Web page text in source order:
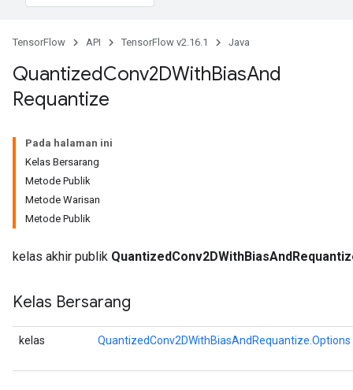
TensorFlow API TensorFlow v2.16.1 Java
QuantizedConv2DWithBiasAnd
Requantize
Pada halaman ini
Kelas Bersarang
Metode Publik
Metode Warisan
Metode Publik
kelas akhir publik
Kelas Bersarang
kelas QuantizedConv2DWithBiasAndRequantize.Options